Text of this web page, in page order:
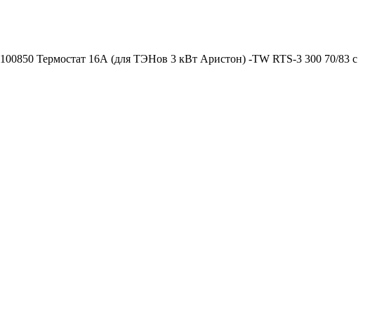
100850 Термостат 16А (для ТЭНов 3 кВт Аристон) -TW RTS-3 300 70/83 c